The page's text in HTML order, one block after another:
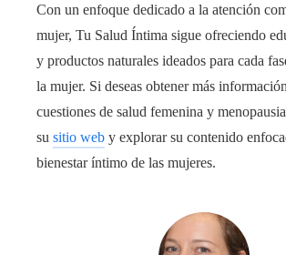
Con un enfoque dedicado a la atención
mujer, Tu Salud Íntima sigue ofreciendo
y productos naturales ideados para cada
la mujer. Si deseas obtener más
cuestiones de salud femenina y
su sitio web y explorar su contenido
bienestar íntimo de las mujeres.